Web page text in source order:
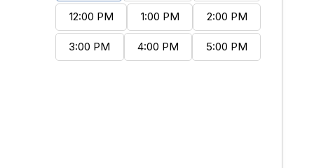
12:00 PM 1:00 PM 2:00 PM
3:00 PM 4:00 PM 5:00 PM